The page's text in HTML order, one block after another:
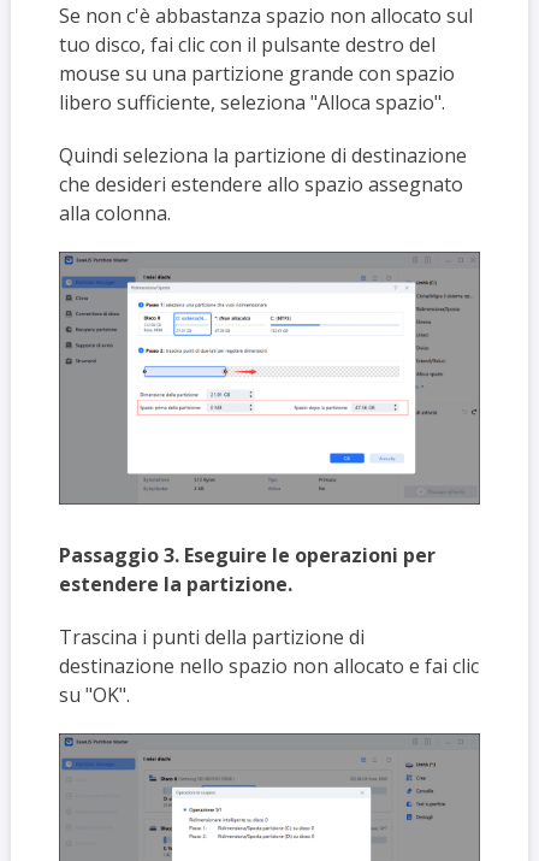
Se non c'è abbastanza spazio non allocato sul
tuo disco, fai clic con il pulsante destro del
mouse su una partizione grande con spazio
libero sufficiente, seleziona "Alloca spazio".
Quindi seleziona la partizione di destinazione
che desideri estendere allo spazio assegnato
alla colonna.
Passaggio 3. Eseguire le operazioni per
estendere la partizione.
Trascina i punti della partizione di
destinazione nello spazio non allocato e fai clic
su "OK".